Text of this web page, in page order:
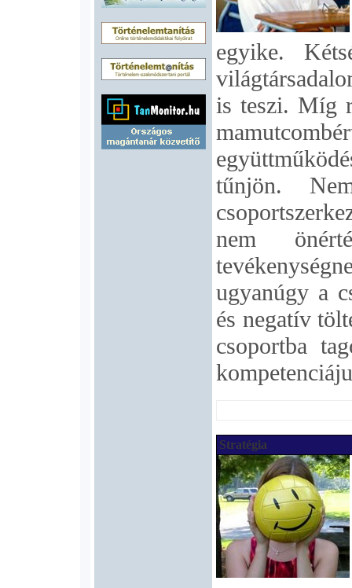
egyike.
is teszi. Míg
tűnjön.
nem
ugyanúgy a
és negatív
csoportba
Stratégia